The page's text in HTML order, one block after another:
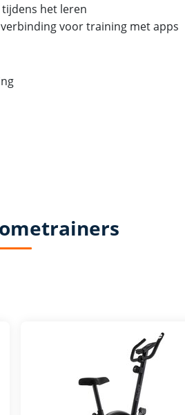
het leren
voor training met apps